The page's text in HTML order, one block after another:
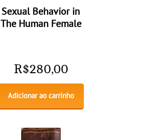
Sexual Behavior in
The Human Female
R$280,00
Adicionar ao carrinho